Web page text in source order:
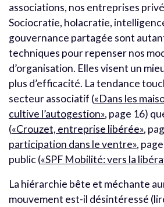
associations, nos entreprises
Sociocratie, holacratie,
gouvernance partagée sont
techniques pour repenser nos
d’organisation. Elles visent un
plus d’efficacité. La tendance
secteur associatif («Dans les
cultive l’autogestion», page 16)
(«Crouzet, entreprise libérée»,
participation dans le ventre»,
public («SPF Mobilité: vers la
La hiérarchie bête et méchante
mouvement est-il désintéressé